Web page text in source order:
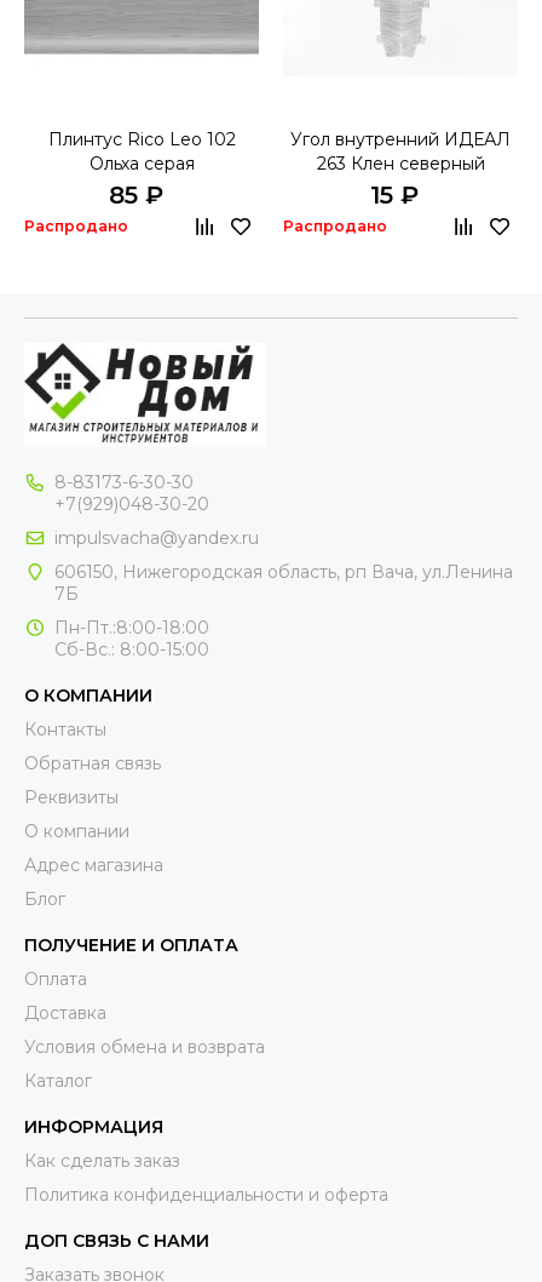
Плинтус Rico Leo 102
Ольха серая
85 ₽
Распродано
Угол внутренний ИДЕАЛ
263 Клен северный
15 ₽
Распродано
8-83173-6-30-30
+7(929)048-30-20
impulsvacha@yandex.ru
606150, Нижегородская область, рп Вача, ул.Ленина
7Б
Пн-Пт.:8:00-18:00
Сб-Вс.: 8:00-15:00
О КОМПАНИИ
Контакты
Обратная связь
Реквизиты
О компании
Адрес магазина
Блог
ПОЛУЧЕНИЕ И ОПЛАТА
Оплата
Доставка
Условия обмена и возврата
Каталог
ИНФОРМАЦИЯ
Как сделать заказ
Политика конфиденциальности и оферта
ДОП СВЯЗЬ С НАМИ
Заказать звонок